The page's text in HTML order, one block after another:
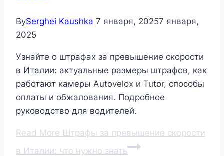
BySerghei Kaushka 7 января, 20257 января,
2025
Узнайте о штрафах за превышение скорости
в Италии: актуальные размеры штрафов, как
работают камеры Autovelox и Tutor, способы
оплаты и обжалования. Подробное
руководство для водителей.
Read More Штрафы за превышение скорости
в Италии: что нужно знать